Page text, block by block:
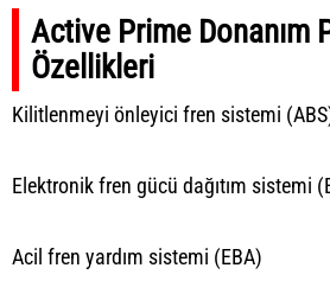
Active Prime Donanım
Özellikleri
Kilitlenmeyi önleyici fren sistemi
Elektronik fren gücü dağıtım sistemi
Acil fren yardım sistemi (EBA)